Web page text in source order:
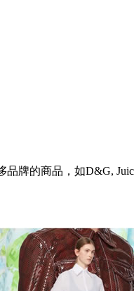
的商品，如D&G, Juicy